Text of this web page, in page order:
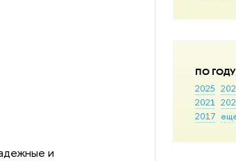
ПО ГОДУ
2025
2021
2017
и